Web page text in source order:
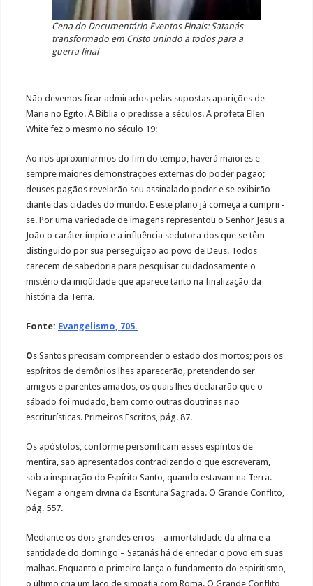
Cena do Documentário Eventos Finais: Satanás
transformado em Cristo unindo a todos para a
guerra final
Não devemos ficar admirados pelas supostas aparições de
Maria no Egito. A Bíblia o predisse a séculos. A profeta Ellen
White fez o mesmo no século 19:
Ao nos aproximarmos do fim do tempo, haverá maiores e
sempre maiores demonstrações externas do poder pagão;
deuses pagãos revelarão seu assinalado poder e se exibirão
diante das cidades do mundo. E este plano já começa a cumprir-
se. Por uma variedade de imagens representou o Senhor Jesus a
João o caráter ímpio e a influência sedutora dos que se têm
distinguido por sua perseguição ao povo de Deus. Todos
carecem de sabedoria para pesquisar cuidadosamente o
mistério da iniqüidade que aparece tanto na finalização da
história da Terra.
Fonte: Evangelismo, 705.
Os Santos precisam compreender o estado dos mortos; pois os
espíritos de demônios lhes aparecerão, pretendendo ser
amigos e parentes amados, os quais lhes declararão que o
sábado foi mudado, bem como outras doutrinas não
escriturísticas. Primeiros Escritos, pág. 87.
Os apóstolos, conforme personificam esses espíritos de
mentira, são apresentados contradizendo o que escreveram,
sob a inspiração do Espírito Santo, quando estavam na Terra.
Negam a origem divina da Escritura Sagrada. O Grande Conflito,
pág. 557.
Mediante os dois grandes erros – a imortalidade da alma e a
santidade do domingo – Satanás há de enredar o povo em suas
malhas. Enquanto o primeiro lança o fundamento do espiritismo,
o último cria um laço de simpatia com Roma. O Grande Conflito,